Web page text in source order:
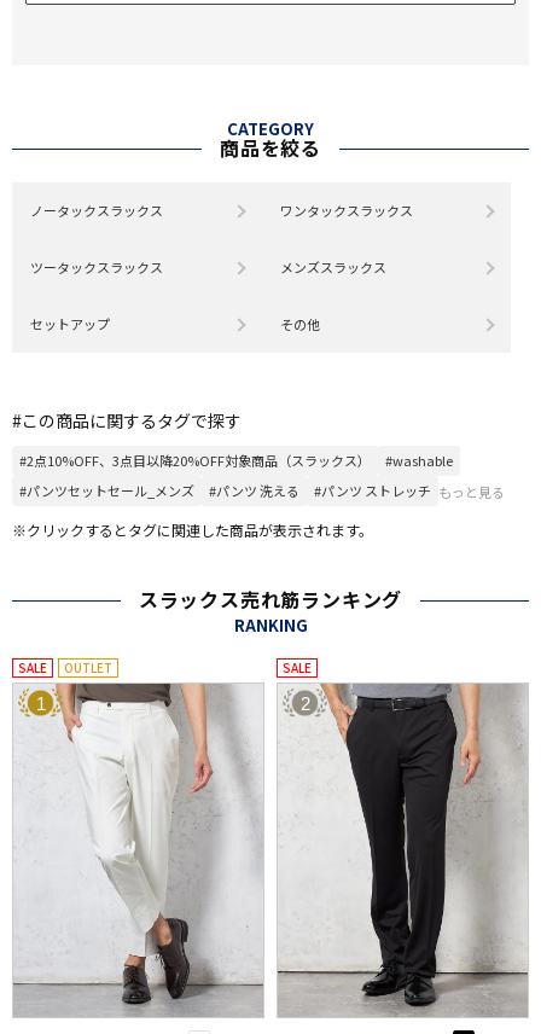
CATEGORY
商品を絞る
ノータックスラックス ワンタックスラックス
ツータックスラックス メンズスラックス
セットアップ その他
#この商品に関するタグで探す
#2点10%OFF、3点目以降20%OFF対象商品（スラックス）
#washable
#パンツセットセール_メンズ
#パンツ 洗える #パンツ ストレッチ もっと見る
※クリックするとタグに関連した商品が表示されます。
スラックス売れ筋ランキング
RANKING
SALE OUTLET
1
SALE
2